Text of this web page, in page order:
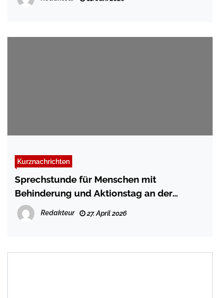
Kurznachrichten
Sprechstunde für Menschen mit
Behinderung und Aktionstag an der
Schiffbrücke
Redakteur 27. April 2026